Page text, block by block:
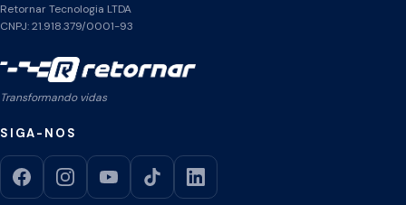
Retornar Tecnologia LTDA
CNPJ: 21.918.379/0001-93
Transformando vidas
SIGA-NOS